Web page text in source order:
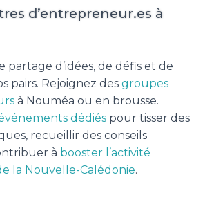
d’entrepreneur.es à
partage d’idées, de défis et de
pairs. Rejoignez des groupes
à Nouméa ou en brousse.
dédiés pour tisser des
recueillir des conseils
à booster l’activité
la Nouvelle-Calédonie.